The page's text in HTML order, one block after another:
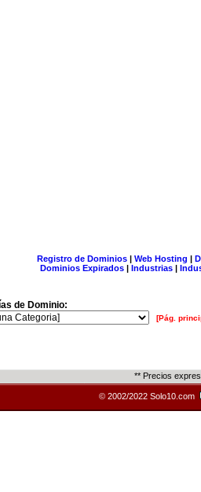
Registro de Dominios| Web Hosting |
Dominios Expirados | Industrias |
de Dominio:
[Pág.
** Precios
© 2002/2022 Solo10.com